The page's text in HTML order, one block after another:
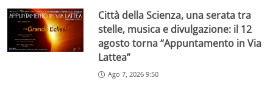
Città della Scienza, una serata tra
stelle, musica e divulgazione: il 12
agosto torna “Appuntamento in Via
Lattea”
Ago 7, 2026 9:50